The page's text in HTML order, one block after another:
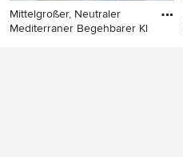
Mittelgroßer, Neutraler
Mediterraner Begehbarer Kl